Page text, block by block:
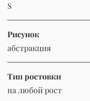
S
Рисунок
абстракция
Тип ростовки
на любой рост